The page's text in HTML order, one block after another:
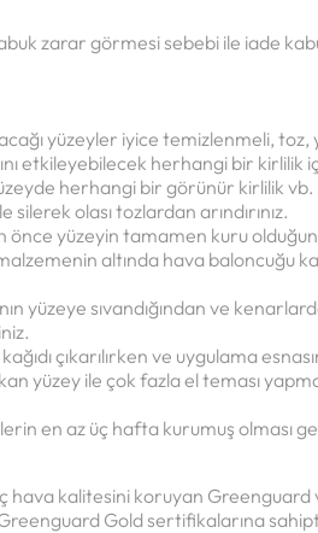
zarar görmesi sebebi ile iade
yüzeyler iyice temizlenmeli, toz,
etkileyebilecek herhangi bir kirlilik
herhangi bir görünür kirlilik
olası tozlardan arındırınız.
önce yüzeyin tamamen kuru
altında hava baloncuğu
yüzeye sıvandığından ve
çıkarılırken ve uygulama
yüzey ile çok fazla el teması
en az üç hafta kurumuş olması
hava kalitesini koruyan Greenguard
Gold sertifikalarına